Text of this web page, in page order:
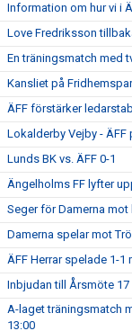
Information om hur vi i
Love Fredriksson
En träningsmatch med
Kansliet på
ÄFF förstärker
Lokalderby Vejby - ÄFF
Lunds BK vs. ÄFF 0-1
Ängelholms FF lyfter
Seger för Damerna
Damerna spelar mot
ÄFF Herrar spelade 1-1
Inbjudan till Årsmöte
A-laget träningsmatch
13:00